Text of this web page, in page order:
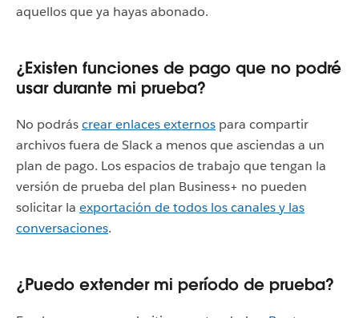
aquellos que ya hayas abonado.
¿Existen funciones de pago que no podré
usar durante mi prueba?
No podráscrear enlaces externos para compartir
archivos fuera de Slack a menos que asciendas a un
plan de pago. Los espacios de trabajo que tengan la
versión de prueba del plan Business+ no pueden
solicitar la exportación de todos los canales y las
conversaciones.
¿Puedo extender mi período de prueba?